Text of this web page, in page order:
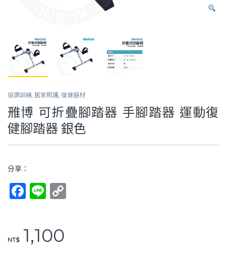
協調訓練, 居家照護,復健器材
雃博 可折疊腳踏器 手腳踏器 運動復
健腳踏器 銀色
分享：
F
e
Li
NT$1,100